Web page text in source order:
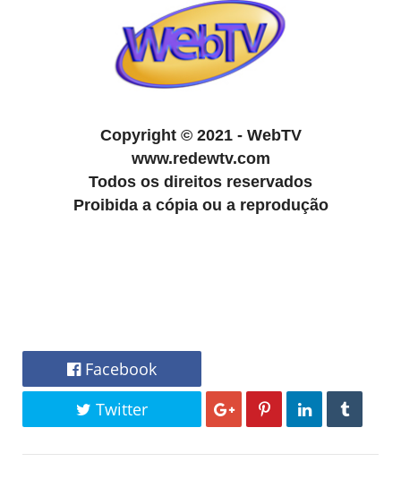
Copyright © 2021 - WebTV
www.redewtv.com
Todos os direitos reservados
Proibida a cópia ou a reprodução
Facebook
Twitter